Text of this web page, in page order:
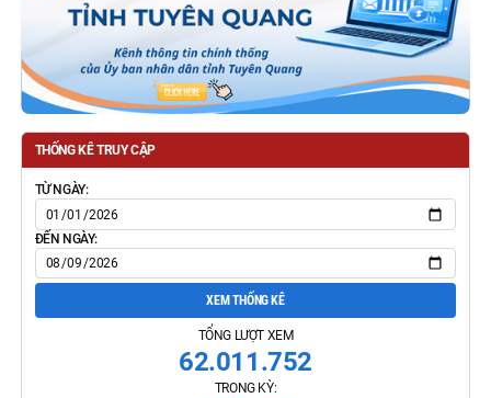
THỐNG KÊ TRUY CẬP
TỪ NGÀY:
ĐẾN NGÀY:
XEM THỐNG KÊ
TỔNG LƯỢT XEM
62.011.752
TRONG KỲ: